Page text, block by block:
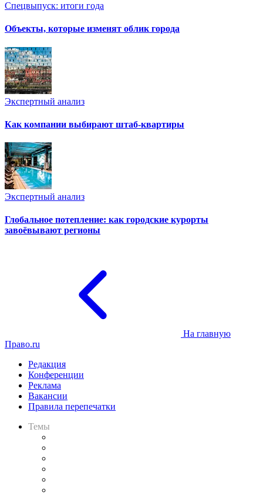
Спецвыпуск: итоги года
Объекты, которые изменят облик города
Экспертный анализ
Как компании выбирают штаб-квартиры
Экспертный анализ
Глобальное потепление: как городские курорты
завоёвывают регионы
На главную
Право.ru
Редакция
Конференции
Реклама
Вакансии
Правила перепечатки
Темы